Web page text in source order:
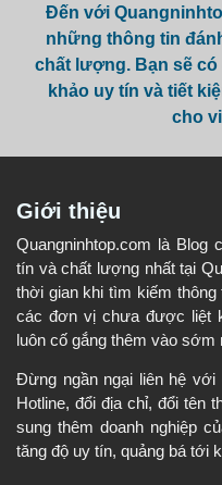
Đến với
những thông tin
chất lượng. Bạn sẽ
khảo uy tín và tiết
cho
Giới thiệu
Quangninhtop.com là Blog
tín và chất lượng nhất tại
thời gian khi tìm kiếm
các đơn vị chưa được liệt
luôn cố gắng thêm vào sớm
Đừng ngần ngại liên hệ với
Hotline, đổi địa chỉ, đổi tên
sung thêm doanh nghiệp
tăng độ uy tín, quảng bá tới